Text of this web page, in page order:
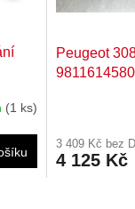
(1 ks)
Peugeot
9811614580
3 409 Kč bez
4 125 Kč